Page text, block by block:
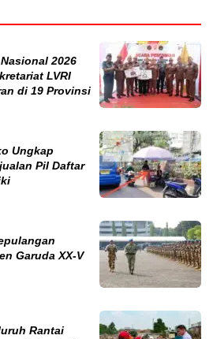
2026
LVRI
di 19 Provinsi
Ungkap
Pil Daftar
Garuda XX-V
Rantai